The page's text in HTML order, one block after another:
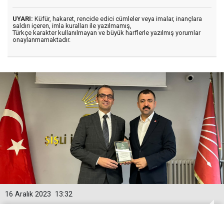
UYARI: Küfür, hakaret, rencide edici cümleler veya imalar, inançlara
saldırı içeren, imla kuralları ile yazılmamış,
Türkçe karakter kullanılmayan ve büyük harflerle yazılmış yorumlar
onaylanmamaktadır.
13:32
16 Aralık 2023